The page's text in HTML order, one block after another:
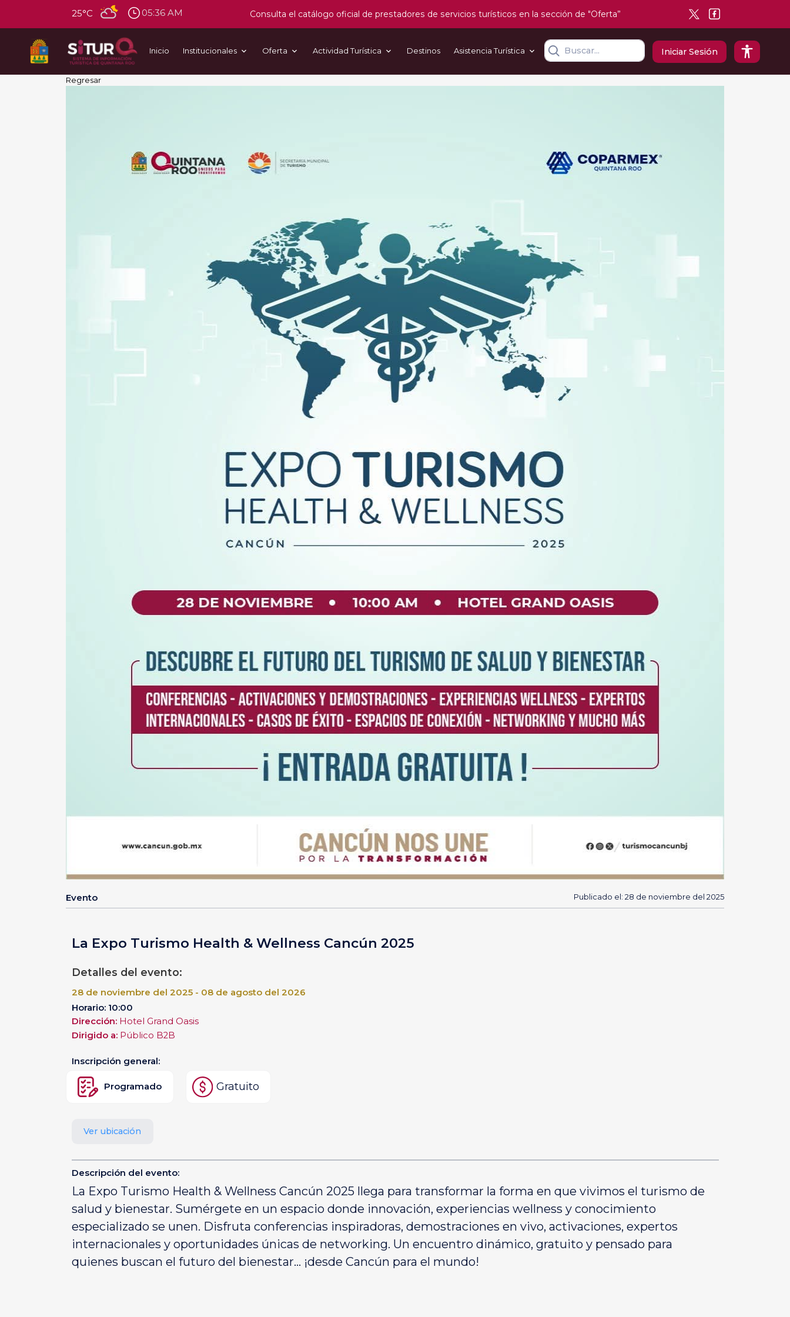
25°C 05:36 AM Consulta el catálogo oficial de prestadores de servicios turísticos en la sección de "Oferta”
Inicio Institucionales Oferta Actividad Turística Destinos Asistencia Turística Iniciar Sesión
Regresar
Evento Publicado el: 28 de noviembre del 2025
La Expo Turismo Health & Wellness Cancún 2025
Detalles del evento:
28 de noviembre del 2025 - 08 de agosto del 2026
Horario: 10:00
Dirección: Hotel Grand Oasis
Dirigido a: Público B2B
Inscripción general:
Programado Gratuito
Ver ubicación
Descripción del evento:
La Expo Turismo Health & Wellness Cancún 2025 llega para transformar la forma en que vivimos el turismo de
salud y bienestar. Sumérgete en un espacio donde innovación, experiencias wellness y conocimiento
especializado se unen. Disfruta conferencias inspiradoras, demostraciones en vivo, activaciones, expertos
internacionales y oportunidades únicas de networking. Un encuentro dinámico, gratuito y pensado para
quienes buscan el futuro del bienestar… ¡desde Cancún para el mundo!